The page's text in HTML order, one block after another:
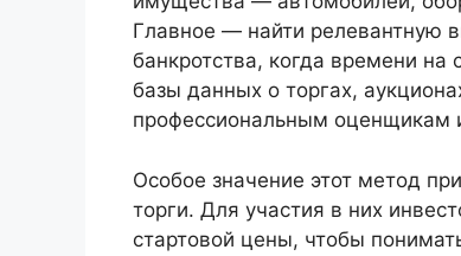
Главное — найти релевантную
банкротства, когда времени
базы данных о торгах,
профессиональным оценщикам
Особое значение этот метод
торги. Для участия в них
стартовой цены, чтобы